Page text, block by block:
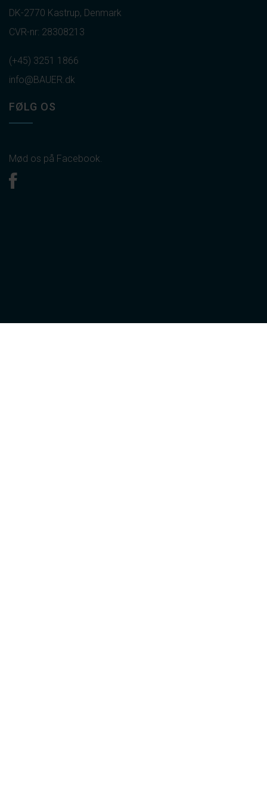
DK-2770 Kastrup, Denmark
CVR-nr: 28308213
(+45) 3251 1866
info@BAUER.dk
FØLG OS
Mød os på Facebook.